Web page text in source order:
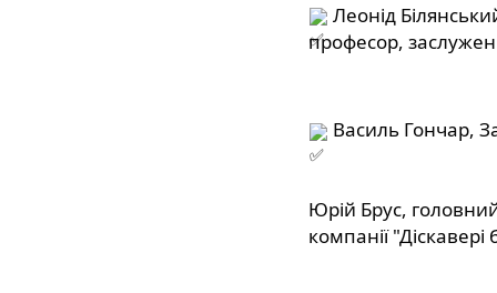
Леонід
професор,
Василь Гончар,
Юрій Брус,
компанії